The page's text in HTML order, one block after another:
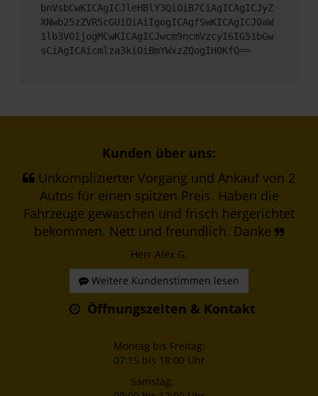
bnVsbCwKICAgICJleHBlY3QiOiB7CiAgICAgICJyZ
XNwb25zZVR5cGUiOiAiIgogICAgfSwKICAgICJ0aW
1lb3V0IjogMCwKICAgICJwcm9ncmVzcyI6IG51bGw
sCiAgICAicmlza3kiOiBmYWxzZQogIH0KfQ==
Kunden über uns:
Unkomplizierter Vorgang und Ankauf von 2
Autos für einen spitzen Preis. Haben die
Fahrzeuge gewaschen und frisch hergerichtet
bekommen. Nett und freundlich. Danke
Herr Alex G.
Weitere Kundenstimmen lesen
Öffnungszeiten & Kontakt
Montag bis Freitag:
07:15 bis 18:00 Uhr
Samstag: